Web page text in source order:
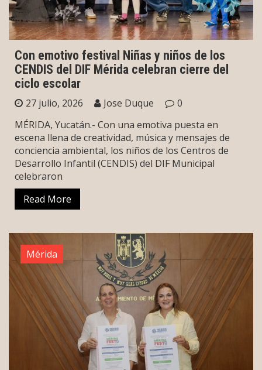
Con emotivo festival Niñas y niños de los
CENDIS del DIF Mérida celebran cierre del
ciclo escolar
27 julio, 2026 Jose Duque
0
MÉRIDA, Yucatán.- Con una emotiva puesta en
escena llena de creatividad, música y mensajes de
conciencia ambiental, los niños de los Centros de
Desarrollo Infantil (CENDIS) del DIF Municipal
celebraron
Read More
Mérida